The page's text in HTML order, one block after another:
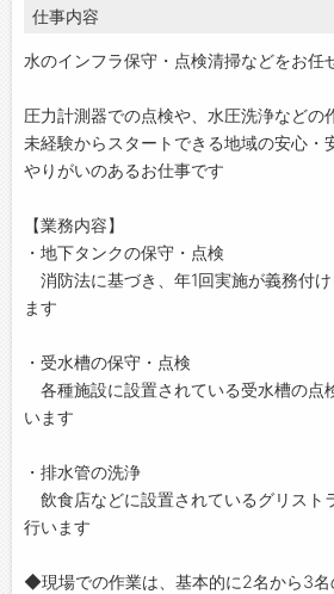
仕事内容
水のインフラ保守・点検清掃などをお任
圧力計測器での点検や、水圧洗浄などの
未経験からスタートできる地域の安心・
やりがいのあるお仕事です
【業務内容】
・地下タンクの保守・点検
消防法に基づき、年1回実施が義務付
ます
・受水槽の保守・点検
各種施設に設置されている受水槽の点
います
・排水管の洗浄
飲食店などに設置されているグリスト
行います
◆現場での作業は、基本的に2名から3名